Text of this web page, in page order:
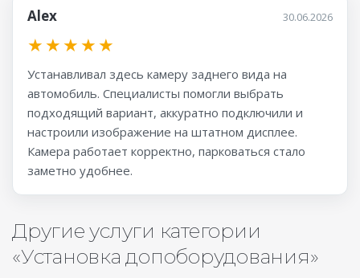
Alex 30.06.2026
★★★★★
Устанавливал здесь камеру заднего вида на
автомобиль. Специалисты помогли выбрать
подходящий вариант, аккуратно подключили и
настроили изображение на штатном дисплее.
Камера работает корректно, парковаться стало
заметно удобнее.
Другие услуги категории
«Установка допоборудования»